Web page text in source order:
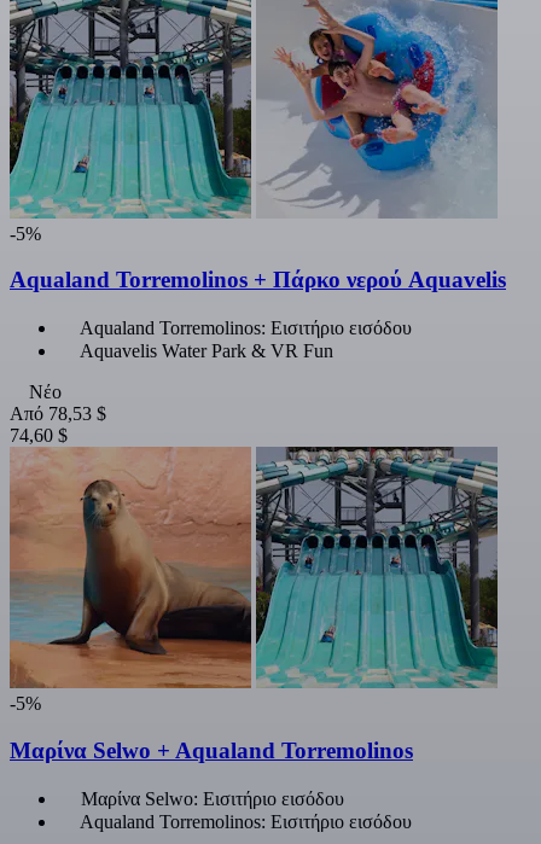
-5%
Aqualand Torremolinos + Πάρκο νερού Aquavelis
Aqualand Torremolinos: Εισιτήριο εισόδου
Aquavelis Water Park & VR Fun
Νέο
Από 78,53 $
74,60 $
-5%
Μαρίνα Selwo + Aqualand Torremolinos
Μαρίνα Selwo: Εισιτήριο εισόδου
Aqualand Torremolinos: Εισιτήριο εισόδου